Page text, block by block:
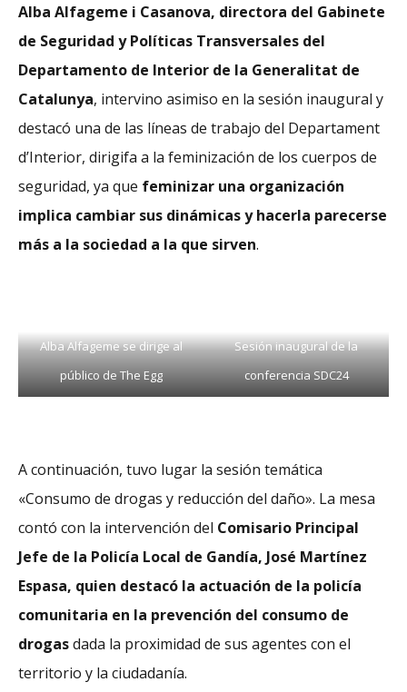
Alba Alfageme i Casanova, directora del Gabinete
de Seguridad y Políticas Transversales del
Departamento de Interior de la Generalitat de
Catalunya, intervino asimiso en la sesión inaugural y
destacó una de las líneas de trabajo del Departament
d’Interior, dirigifa a la feminización de los cuerpos de
seguridad, ya que feminizar una organización
implica cambiar sus dinámicas y hacerla parecerse
más a la sociedad a la que sirven.
Alba Alfageme se dirige al
público de The Egg
Sesión inaugural de la
conferencia SDC24
A continuación, tuvo lugar la sesión temática
«Consumo de drogas y reducción del daño». La mesa
contó con la intervención del Comisario Principal
Jefe de la Policía Local de Gandía, José Martínez
Espasa, quien destacó la actuación de la policía
comunitaria en la prevención del consumo de
drogasdada la proximidad de sus agentes con el
territorio y la ciudadanía.